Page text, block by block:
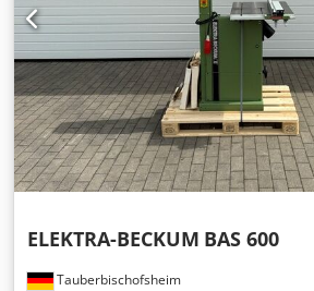
Tauberbischofsheim
ELEKTRA-BECKUM BAS 600